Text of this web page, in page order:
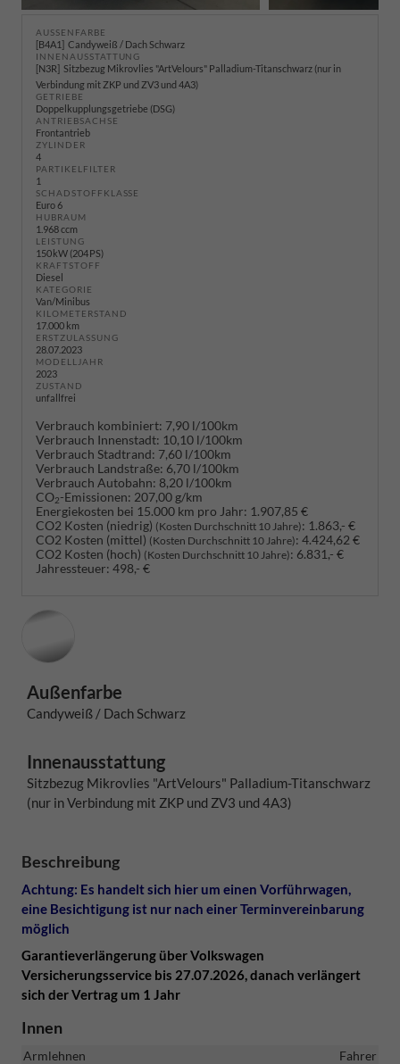
AUSSENFARBE
B4A1 Candyweiß / Dach Schwarz
INNENAUSSTATTUNG
N3R
Sitzbezug Mikrovlies "ArtVelours" Palladium-Titanschwarz (nur in
Verbindung mit ZKP und ZV3 und 4A3)
GETRIEBE
Doppelkupplungsgetriebe (DSG)
ANTRIEBSACHSE
Frontantrieb
ZYLINDER
4
PARTIKELFILTER
1
SCHADSTOFFKLASSE
Euro 6
HUBRAUM
1.968 ccm
LEISTUNG
150 kW (204 PS)
KRAFTSTOFF
Diesel
KATEGORIE
Van/Minibus
KILOMETERSTAND
17.000 km
ERSTZULASSUNG
28.07.2023
MODELLJAHR
2023
ZUSTAND
unfallfrei
Verbrauch kombiniert: 7,90 l/100km
Verbrauch Innenstadt: 10,10 l/100km
Verbrauch Stadtrand: 7,60 l/100km
Verbrauch Landstraße: 6,70 l/100km
Verbrauch Autobahn: 8,20 l/100km
CO2-Emissionen: 207,00 g/km
Energiekosten bei 15.000 km pro Jahr: 1.907,85 €
CO2 Kosten (niedrig) (Kosten Durchschnitt 10 Jahre): 1.863,- €
CO2 Kosten (mittel) (Kosten Durchschnitt 10 Jahre): 4.424,62 €
CO2 Kosten (hoch) (Kosten Durchschnitt 10 Jahre): 6.831,- €
Jahressteuer: 498,- €
Außenfarbe
Candyweiß / Dach Schwarz
Innenausstattung
Sitzbezug Mikrovlies "ArtVelours" Palladium-Titanschwarz
(nur in Verbindung mit ZKP und ZV3 und 4A3)
Beschreibung
Achtung: Es handelt sich hier um einen Vorführwagen,
eine Besichtigung ist nur nach einer Terminvereinbarung
möglich
Garantieverlängerung über Volkswagen
Versicherungsservice bis 27.07.2026, danach verlängert
sich der Vertrag um 1 Jahr
Innen
Armlehnen
Fahrer